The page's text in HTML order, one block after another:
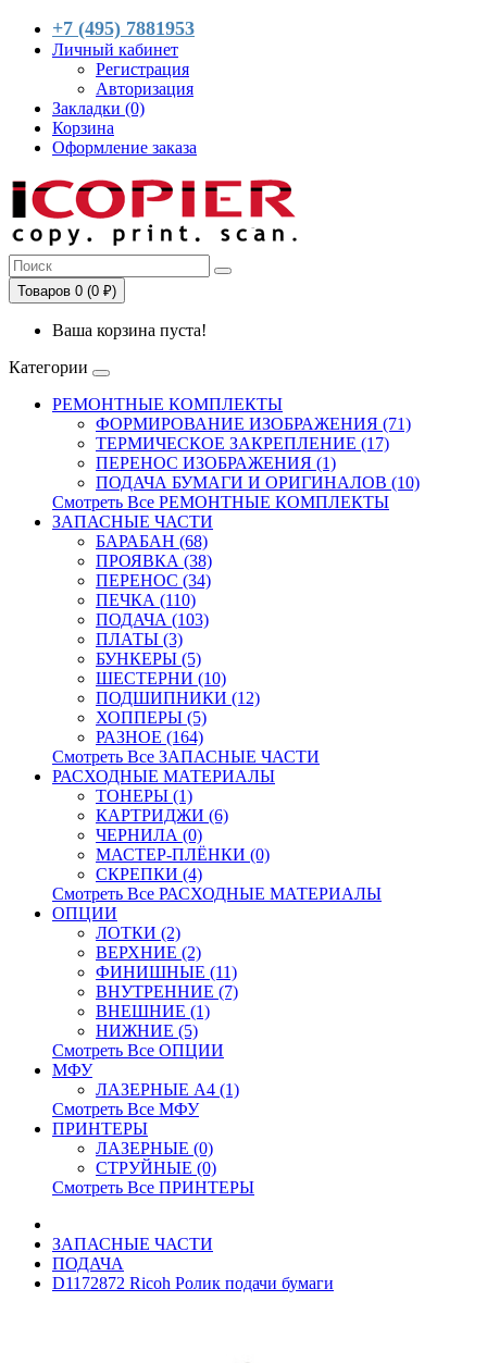
+7 (495) 7881953
Личный кабинет
Регистрация
Авторизация
Закладки (0)
Корзина
Оформление заказа
Товаров 0 (0 ₽)
Ваша корзина пуста!
Категории
РЕМОНТНЫЕ КОМПЛЕКТЫ
ФОРМИРОВАНИЕ ИЗОБРАЖЕНИЯ (71)
ТЕРМИЧЕСКОЕ ЗАКРЕПЛЕНИЕ (17)
ПЕРЕНОС ИЗОБРАЖЕНИЯ (1)
ПОДАЧА БУМАГИ И ОРИГИНАЛОВ (10)
Смотреть Все РЕМОНТНЫЕ КОМПЛЕКТЫ
ЗАПАСНЫЕ ЧАСТИ
БАРАБАН (68)
ПРОЯВКА (38)
ПЕРЕНОС (34)
ПЕЧКА (110)
ПОДАЧА (103)
ПЛАТЫ (3)
БУНКЕРЫ (5)
ШЕСТЕРНИ (10)
ПОДШИПНИКИ (12)
ХОППЕРЫ (5)
РАЗНОЕ (164)
Смотреть Все ЗАПАСНЫЕ ЧАСТИ
РАСХОДНЫЕ МАТЕРИАЛЫ
ТОНЕРЫ (1)
КАРТРИДЖИ (6)
ЧЕРНИЛА (0)
МАСТЕР-ПЛЁНКИ (0)
СКРЕПКИ (4)
Смотреть Все РАСХОДНЫЕ МАТЕРИАЛЫ
ОПЦИИ
ЛОТКИ (2)
ВЕРХНИЕ (2)
ФИНИШНЫЕ (11)
ВНУТРЕННИЕ (7)
ВНЕШНИЕ (1)
НИЖНИЕ (5)
Смотреть Все ОПЦИИ
МФУ
ЛАЗЕРНЫЕ A4 (1)
Смотреть Все МФУ
ПРИНТЕРЫ
ЛАЗЕРНЫЕ (0)
СТРУЙНЫЕ (0)
Смотреть Все ПРИНТЕРЫ
ЗАПАСНЫЕ ЧАСТИ
ПОДАЧА
D1172872 Ricoh Ролик подачи бумаги